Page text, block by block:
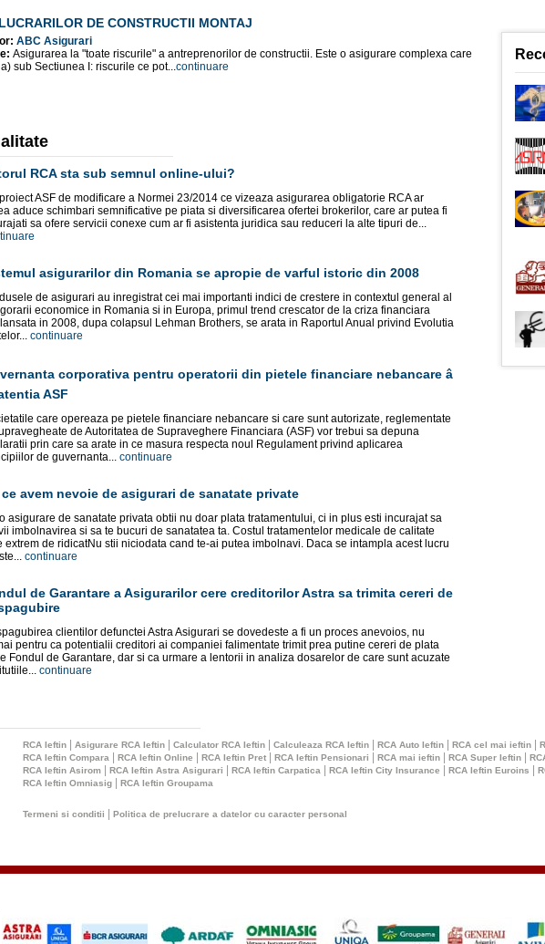
DE CONSTRUCTII MONTAJ
ABC Asigurari
Asigurarea la "toate riscurile" a antreprenorilor de constructii. Este o asigurare complexa care
sub Sectiunea I: riscurile ce pot...continuare
RCA sta sub semnul online-ului?
ASF de modificare a Normei 23/2014 ce vizeaza asigurarea obligatorie RCA ar
aduce schimbari semnificative pe piata si diversificarea ofertei brokerilor, care ar putea fi
sa ofere servicii conexe cum ar fi asistenta juridica sau reduceri la alte tipuri de...
asigurarilor din Romania se apropie de varful istoric din 2008
de asigurari au inregistrat cei mai importanti indici de crestere in contextul general al
economice in Romania si in Europa, primul trend crescator de la criza financiara
in 2008, dupa colapsul Lehman Brothers, se arata in Raportul Anual privind Evolutia
continuare
corporativa pentru operatorii din pietele financiare nebancare â
ASF
care opereaza pe pietele financiare nebancare si care sunt autorizate, reglementate
de Autoritatea de Supraveghere Financiara (ASF) vor trebui sa depuna
prin care sa arate in ce masura respecta noul Regulament privind aplicarea
de guvernanta... continuare
ce avem nevoie de asigurari de sanatate private
asigurare de sanatate privata obtii nu doar plata tratamentului, ci in plus esti incurajat sa
imbolnavirea si sa te bucuri de sanatatea ta. Costul tratamentelor medicale de calitate
extrem de ridicatNu stii niciodata cand te-ai putea imbolnavi. Daca se intampla acest lucru
continuare
de Garantare a Asigurarilor cere creditorilor Astra sa trimita cereri de
clientilor defunctei Astra Asigurari se dovedeste a fi un proces anevoios, nu
pentru ca potentialii creditori ai companiei falimentate trimit prea putine cereri de plata
Fondul de Garantare, dar si ca urmare a lentorii in analiza dosarelor de care sunt acuzate
continuare
RCA Ieftin Asigurare RCA Ieftin Calculator RCA Ieftin Calculeaza RCA Ieftin RCA Auto Ieftin RCA cel mai ieftin
RCA Ieftin Compara
RCA Ieftin Online RCA Ieftin Pret RCA Ieftin Pensionari RCA mai ieftin RCA Super Ieftin
RCA Ieftin Asirom
RCA Ieftin Astra Asigurari RCA Ieftin Carpatica RCA Ieftin City Insurance RCA Ieftin Euroins
RCA Ieftin Omniasig
RCA Ieftin Groupama
Termeni si conditii Politica de prelucrare a datelor cu caracter personal